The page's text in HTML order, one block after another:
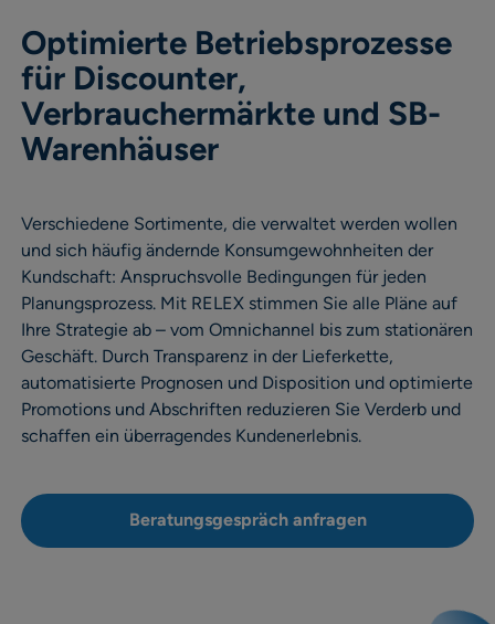
Optimierte Betriebsprozesse
für Discounter,
Verbrauchermärkte und SB-
Warenhäuser
Verschiedene Sortimente, die verwaltet werden wollen
und sich häufig ändernde Konsumgewohnheiten der
Kundschaft: Anspruchsvolle Bedingungen für jeden
Planungsprozess. Mit RELEX stimmen Sie alle Pläne auf
Ihre Strategie ab – vom Omnichannel bis zum stationären
Geschäft. Durch Transparenz in der Lieferkette,
automatisierte Prognosen und Disposition und optimierte
Promotions und Abschriften reduzieren Sie Verderb und
schaffen ein überragendes Kundenerlebnis.
Beratungsgespräch anfragen